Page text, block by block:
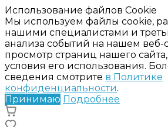
Использование файлов Cookie
Мы используем файлы cookie,
нашими специалистами и
анализа событий на нашем веб-
просмотр страниц нашего
условия его использования.
сведения смотрите в Политике
конфиденциальности.
Принимаю Подробнее